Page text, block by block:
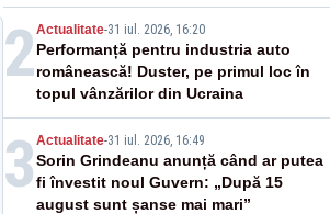
League
2Actualitate-31 iul. 2026, 16:20
Performanță pentru industria auto
românească! Duster, pe primul loc în
topul vânzărilor din Ucraina
3 Actualitate-31 iul. 2026, 16:49
Sorin Grindeanu anunță când ar putea
fi învestit noul Guvern: „După 15
august sunt șanse mai mari”